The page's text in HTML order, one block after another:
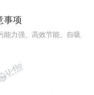
事项
能力强、高效节能、自吸